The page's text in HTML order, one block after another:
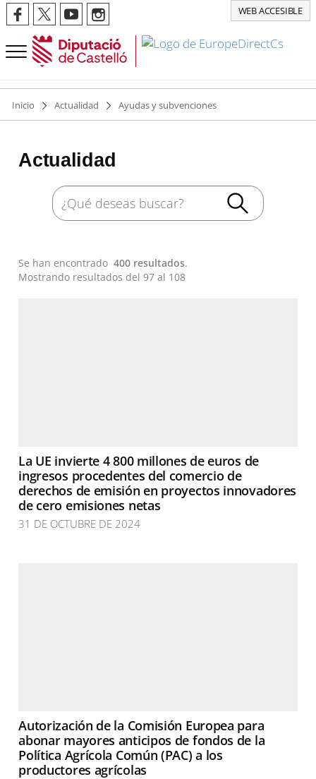
WEB ACCESIBLE
Inicio Actualidad Ayudas y subvenciones
Actualidad
Se han encontrado400 resultados.
Mostrando resultados del 97 al 108
La UE invierte 4 800 millones de euros de
ingresos procedentes del comercio de
derechos de emisión en proyectos innovadores
de cero emisiones netas
31 DE OCTUBRE DE 2024
Autorización de la Comisión Europea para
abonar mayores anticipos de fondos de la
Política Agrícola Común (PAC) a los
productores agrícolas